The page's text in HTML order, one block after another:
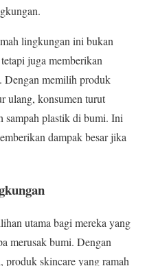
lingkungan ini bukan
juga memberikan
Dengan memilih produk
ulang, konsumen turut
sampah plastik di bumi. Ini
dampak besar jika
utama bagi mereka yang
merusak bumi. Dengan
produk skincare yang ramah